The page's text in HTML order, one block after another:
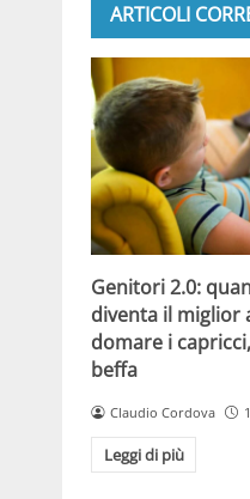
ARTICOLI
Genitori 2.0:
diventa il miglior
domare i
beffa
Claudio Cordova
Leggi di più